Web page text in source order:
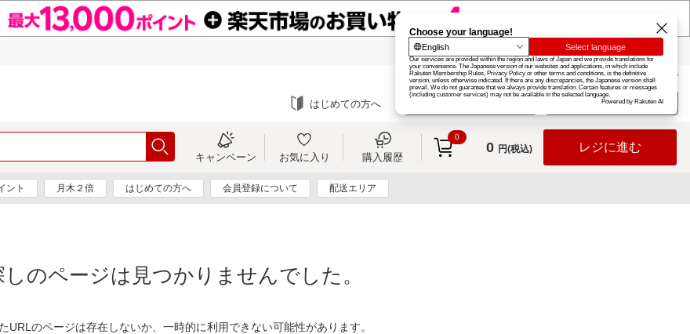
楽天グループ カード
お知らせ ヘルプ
はじめての方へ ログイン
キャンペーン お気に入り 購入履歴
0
0 円(税込) レジに進む
ント 月木２倍 はじめての方へ 会員登録について 配送エリア
しのページは見つかりませんでした。
URLのページは存在しないか、一時的に利用できない可能性があります。